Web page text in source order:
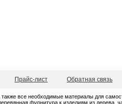
Прайс-лист Обратная связь
все необходимые материалы для
фурнитура к изделиям из